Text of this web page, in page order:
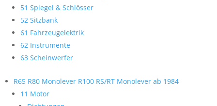
51 Spiegel & Schlösser
52 Sitzbank
61 Fahrzeugelektrik
62 Instrumente
63 Scheinwerfer
R65 R80 Monolever R100 RS/RT Monolever ab 1984
11 Motor